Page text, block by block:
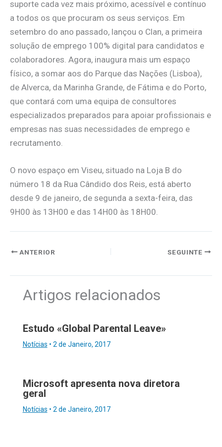
suporte cada vez mais próximo, acessível e contínuo
a todos os que procuram os seus serviços. Em
setembro do ano passado, lançou o Clan, a primeira
solução de emprego 100% digital para candidatos e
colaboradores. Agora, inaugura mais um espaço
físico, a somar aos do Parque das Nações (Lisboa),
de Alverca, da Marinha Grande, de Fátima e do Porto,
que contará com uma equipa de consultores
especializados preparados para apoiar profissionais e
empresas nas suas necessidades de emprego e
recrutamento.
O novo espaço em Viseu, situado na Loja B do
número 18 da Rua Cândido dos Reis, está aberto
desde 9 de janeiro, de segunda a sexta-feira, das
9H00 às 13H00 e das 14H00 às 18H00.
ANTERIOR SEGUINTE
Artigos relacionados
Estudo «Global Parental Leave»
Notícias • 2 de Janeiro, 2017
Microsoft apresenta nova diretora
geral
Notícias • 2 de Janeiro, 2017